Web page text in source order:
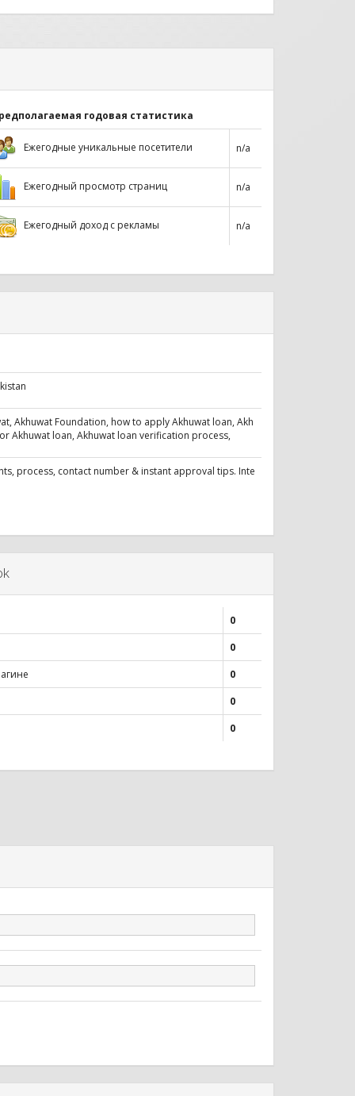
годовая статистика
Ежегодные уникальные посетители n/a
Ежегодный просмотр страниц n/a
Ежегодный доход с рекламы n/a
Akhuwat Foundation, how to apply Akhuwat loan, Akh
Akhuwat loan, Akhuwat loan verification process,
process, contact number & instant approval tips. Inte
0
0
0
0
0